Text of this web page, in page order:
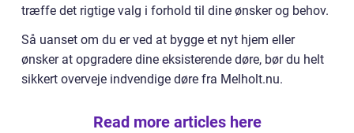
træffe det rigtige valg i forhold til dine ønsker og behov.
Så uanset om du er ved at bygge et nyt hjem eller
ønsker at opgradere dine eksisterende døre, bør du helt
sikkert overveje indvendige døre fra Melholt.nu.
Read more articles here